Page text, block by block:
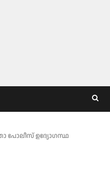
പോലീസ് ഉദ്യോഗസ്ഥ